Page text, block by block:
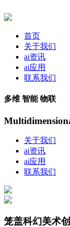
首页
关于我们
ai资讯
ai应用
联系我们
多维 智能 物联
关于我们
ai资讯
ai应用
联系我们
笼盖科幻美术